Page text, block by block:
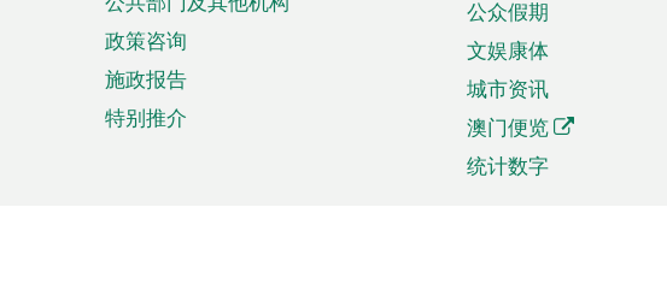
政策咨询
施政报告
特别推介
公众假期
文娱康体
城市资讯
澳门便览
统计数字